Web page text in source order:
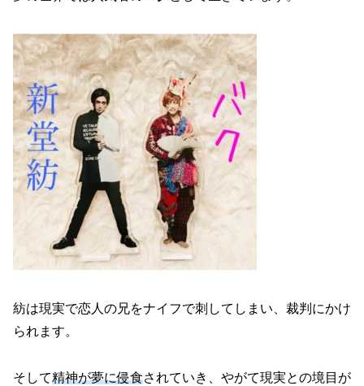
紡は現実で恋人の兄をナイフで刺してしまい、裁判にかけ
られます。
そして精神が夢に侵食されていき、やがて現実との境目が